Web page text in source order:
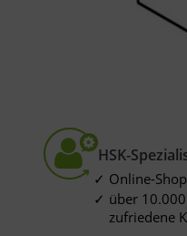
HSK-
Online-
über 10.000
zufriedene